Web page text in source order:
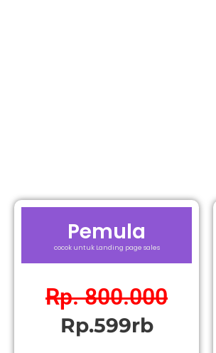
Pemula
cocok untuk Landing page sales
Rp. 800.000
Rp.599rb